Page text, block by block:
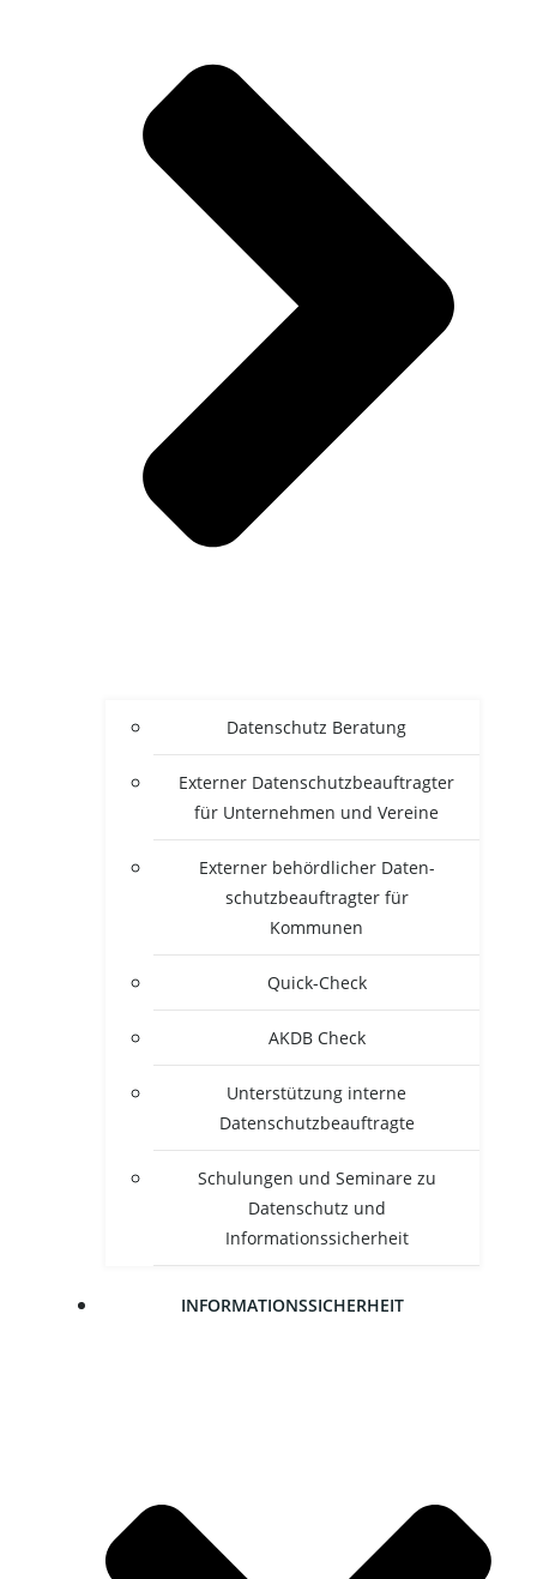
Daten­schutz Beratung
Exter­ner Daten­schutz­be­auf­trag­ter
für Unter­neh­men und Vereine
Exter­ner behörd­li­cher Daten­
schutz­be­auf­trag­ter für
Kommunen
Quick-Check
AKDB Check
Unter­stüt­zung inter­ne
Datenschutzbeauftragte
Schu­lun­gen und Semi­na­re zu
Daten­schutz und
Informationssicherheit
INFOR­MA­TI­ONS­SI­CHER­HEIT